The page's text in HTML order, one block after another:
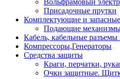
Вольфрамовый
Присадочные прутки
Комплектующие и запасные
Подающие
Кабель, кабельные
Компрессоры,Генераторы
Средства защиты
Краги, перчатки,
Очки защитные.